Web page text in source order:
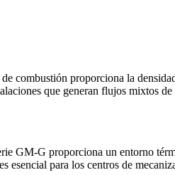
combustión proporciona la
que generan flujos mixtos
GM‑G proporciona un entorno
esencial para los centros de